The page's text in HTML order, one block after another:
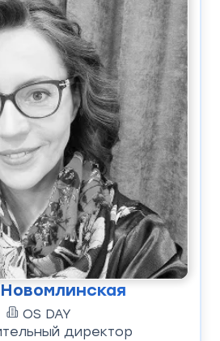
OS DAY
директор